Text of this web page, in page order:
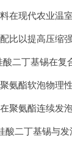
在现代农业温
比以提高压缩
酸二丁基锡在复
氨酯软泡物理
聚氨酯连续发
酸二丁基锡与